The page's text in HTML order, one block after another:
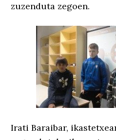
zuzenduta zegoen.
Irati Baraibar,